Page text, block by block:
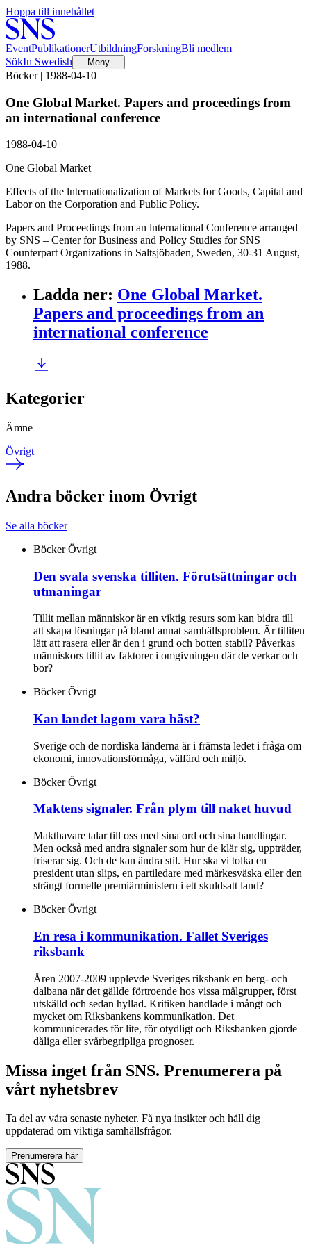
Hoppa till innehållet
EventPublikationerUtbildningForskningBli medlem
SökIn Swedish Meny
Böcker | 1988-04-10
One Global Market. Papers and proceedings from
an international conference
1988-04-10
One Global Market
Effects of the lnternationalization of Markets for Goods, Capital and
Labor on the Corporation and Public Policy.
Papers and Proceedings from an lnternational Conference arranged
by SNS – Center for Business and Policy Studies for SNS
Counterpart Organizations in Saltsjöbaden, Sweden, 30-31 August,
1988.
Ladda ner: One Global Market.
Papers and proceedings from an
international conference
Kategorier
Ämne
Övrigt
Andra böcker inom Övrigt
Se alla böcker
Böcker Övrigt
Den svala svenska tilliten. Förutsättningar och
utmaningar
Tillit mellan människor är en viktig resurs som kan bidra till
att skapa lösningar på bland annat samhällsproblem. Är tilliten
lätt att rasera eller är den i grund och botten stabil? Påverkas
människors tillit av faktorer i omgivningen där de verkar och
bor?
Böcker Övrigt
Kan landet lagom vara bäst?
Sverige och de nordiska länderna är i främsta ledet i fråga om
ekonomi, innovationsförmåga, välfärd och miljö.
Böcker Övrigt
Maktens signaler. Från plym till naket huvud
Makthavare talar till oss med sina ord och sina handlingar.
Men också med andra signaler som hur de klär sig, uppträder,
friserar sig. Och de kan ändra stil. Hur ska vi tolka en
president utan slips, en partiledare med märkesväska eller den
strängt formelle premiärministern i ett skuldsatt land?
Böcker Övrigt
En resa i kommunikation. Fallet Sveriges
riksbank
Åren 2007-2009 upplevde Sveriges riksbank en berg- och
dalbana när det gällde förtroende hos vissa målgrupper, först
utskälld och sedan hyllad. Kritiken handlade i mångt och
mycket om Riksbankens kommunikation. Det
kommunicerades för lite, för otydligt och Riksbanken gjorde
dåliga eller svårbegripliga prognoser.
Missa inget från SNS. Prenumerera på
vårt nyhetsbrev
Ta del av våra senaste nyheter. Få nya insikter och håll dig
uppdaterad om viktiga samhällsfrågor.
Prenumerera här